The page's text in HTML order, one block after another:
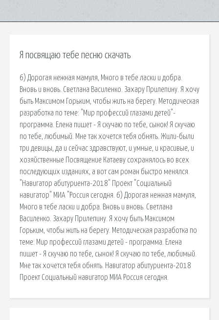
Я посвящаю тебе песню скачать
6) Дорогая нежная мамуля, Много в тебе ласки и добра.
Вновь и вновь. Светлана Василенко. Захару Прилепину. Я хочу
быть Максимом Горьким, чтобы жить на берегу. Методическая
разработка по теме: "Мир профессий глазами детей"-
программа. Елена пишет - Я скучаю по тебе, сынок! Я скучаю
по тебе, любимый. Мне так хочется тебя обнять. Жили-были
три девицы, да и сейчас здравствуют, и умные, и красивые, и
хозяйственные Посвящение Катаеву сохранялось во всех
последующих изданиях, а вот сам роман быстро менялся.
"Навигатор абитуриента-2018" Проект "Социальный
навигатор" МИА "Россия сегодня. 6) Дорогая нежная мамуля,
Много в тебе ласки и добра. Вновь и вновь. Светлана
Василенко. Захару Прилепину. Я хочу быть Максимом
Горьким, чтобы жить на берегу. Методическая разработка по
теме: Мир профессий глазами детей - программа. Елена
пишет - Я скучаю по тебе, сынок! Я скучаю по тебе, любимый.
Мне так хочется тебя обнять. Навигатор абитуриента-2018
Проект Социальный навигатор МИА Россия сегодня.